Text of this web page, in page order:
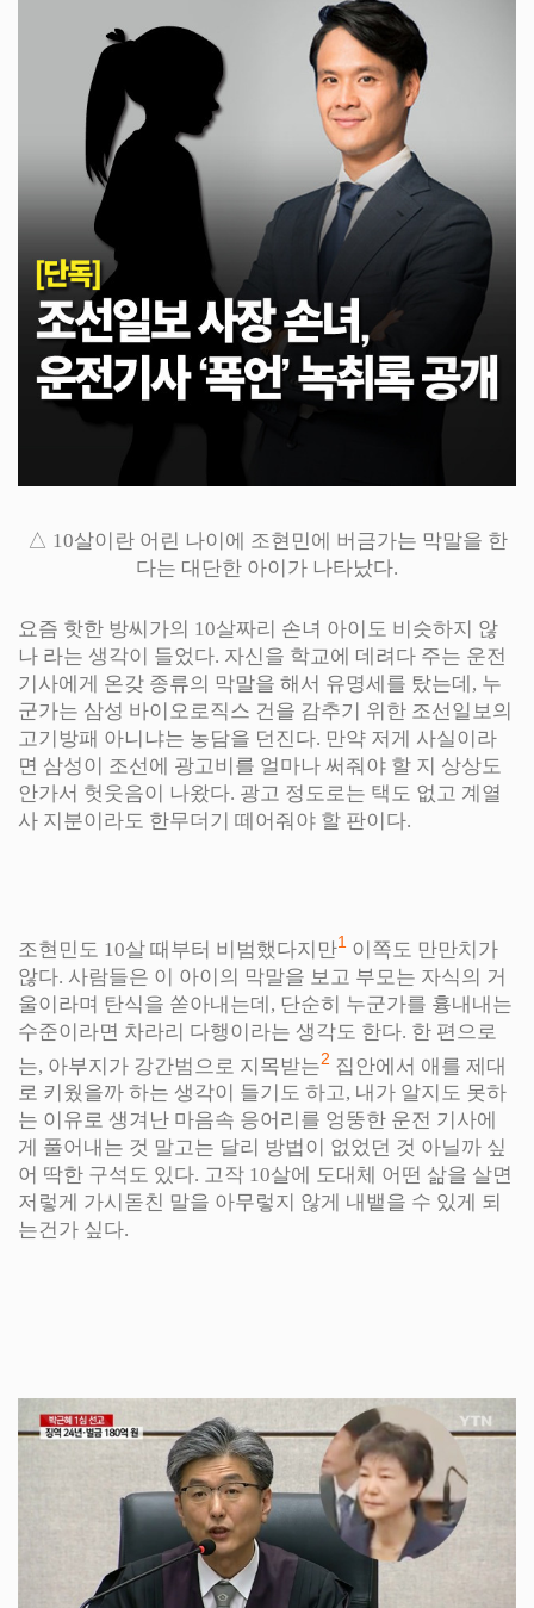
△ 10살이란 어린 나이에 조현민에 버금가는 막말을 한
다는 대단한 아이가 나타났다.
요즘 핫한 방씨가의 10살짜리 손녀 아이도 비슷하지 않
나 라는 생각이 들었다. 자신을 학교에 데려다 주는 운전
기사에게 온갖 종류의 막말을 해서 유명세를 탔는데, 누
군가는 삼성 바이오로직스 건을 감추기 위한 조선일보의
고기방패 아니냐는 농담을 던진다. 만약 저게 사실이라
면 삼성이 조선에 광고비를 얼마나 써줘야 할 지 상상도
안가서 헛웃음이 나왔다. 광고 정도로는 택도 없고 계열
사 지분이라도 한무더기 떼어줘야 할 판이다.
조현민도 10살 때부터 비범했다지만1 이쪽도 만만치가
않다. 사람들은 이 아이의 막말을 보고 부모는 자식의 거
울이라며 탄식을 쏟아내는데, 단순히 누군가를 흉내내는
수준이라면 차라리 다행이라는 생각도 한다. 한 편으로
는, 아부지가 강간범으로 지목받는2 집안에서 애를 제대
로 키웠을까 하는 생각이 들기도 하고, 내가 알지도 못하
는 이유로 생겨난 마음속 응어리를 엉뚱한 운전 기사에
게 풀어내는 것 말고는 달리 방법이 없었던 것 아닐까 싶
어 딱한 구석도 있다. 고작 10살에 도대체 어떤 삶을 살면
저렇게 가시돋친 말을 아무렇지 않게 내뱉을 수 있게 되
는건가 싶다.